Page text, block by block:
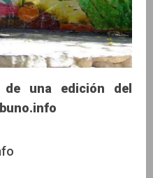
de una edición del